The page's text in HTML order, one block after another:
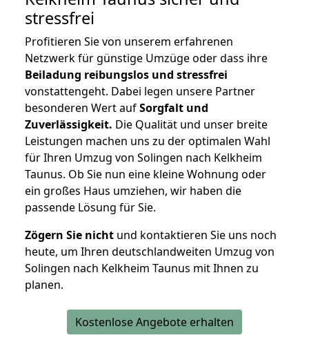
stressfrei
Profitieren Sie von unserem erfahrenen
Netzwerk für günstige Umzüge oder dass ihre
Beiladung reibungslos und stressfrei
vonstattengeht. Dabei legen unsere Partner
besonderen Wert aufSorgfalt und
Zuverlässigkeit. Die Qualität und unser breite
Leistungen machen uns zu der optimalen Wahl
für Ihren Umzug von Solingen nach Kelkheim
Taunus. Ob Sie nun eine kleine Wohnung oder
ein großes Haus umziehen, wir haben die
passende Lösung für Sie.
Zögern Sie nicht und kontaktieren Sie uns noch
heute, um Ihren deutschlandweiten Umzug von
Solingen nach Kelkheim Taunus mit Ihnen zu
planen.
Kostenlose Angebote erhalten